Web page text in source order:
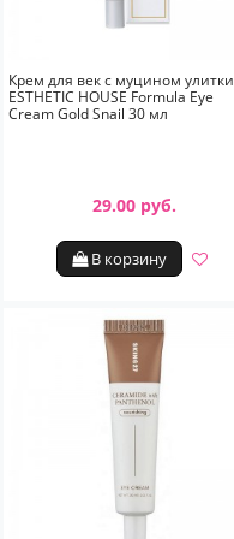
Крем для век с муцином улитки
ESTHETIC HOUSE Formula Eye
Cream Gold Snail 30 мл
29.00 руб.
В корзину